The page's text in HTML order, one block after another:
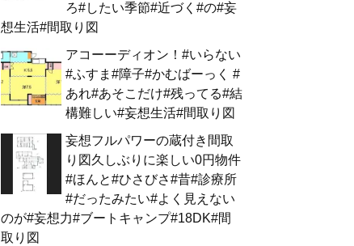
ろ#したい季節#近づく#の#妄
想生活#間取り図
アコーーディオン！#いらない
#ふすま#障子#かむばーっく #
あれ#あそこだけ#残ってる#結
構難しい#妄想生活#間取り図
妄想フルパワーの蔵付き間取
り図久しぶりに楽しい0円物件
#ほんと#ひさびさ#昔#診療所
#だったみたい#よく見えない
のが#妄想力#ブートキャンプ#18DK#間
取り図